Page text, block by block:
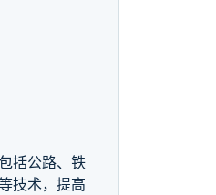
括公路、铁
技术，提高